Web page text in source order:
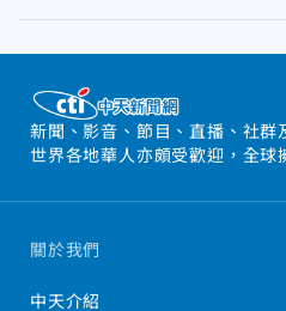
新聞、影音、節目、直播、社
世界各地華人亦頗受歡迎，全球
關於我們
中天介紹